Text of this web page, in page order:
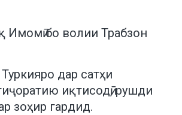
Имомӣ бо волии Трабзон
дар сатҳи
иқтисодӣ, рушди
зоҳир гардид.